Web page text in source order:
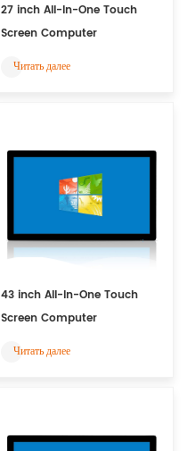
27 inch All-In-One Touch
Screen Computer
Читать далее
43 inch All-In-One Touch
Screen Computer
Читать далее